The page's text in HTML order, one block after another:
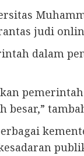
judi
dalam
besar,”